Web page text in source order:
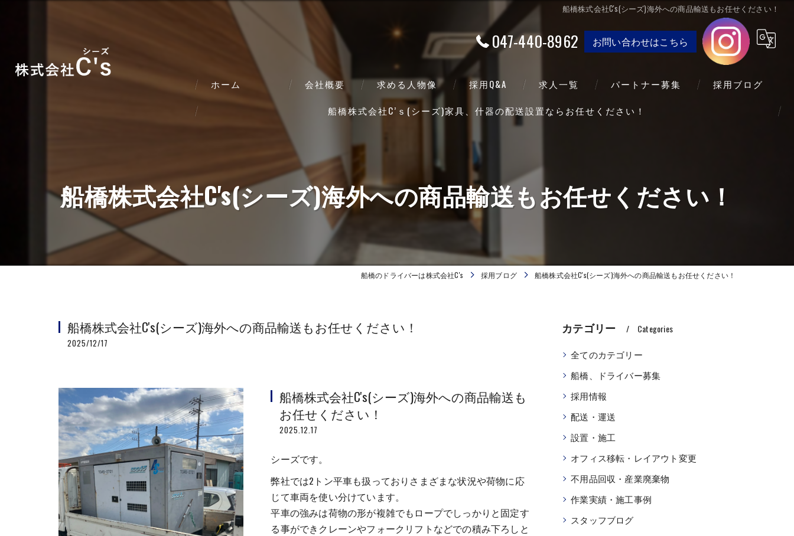
船橋株式会社C's(シーズ)海外への商品輸送もお任せください！
047-440-8962 お問い合わせはこちら
ホーム 会社概要
事業案内
求める人物像 採用Q&A 求人一覧 パートナー募集 採用ブログ
船橋株式会社C’ｓ(シーズ)家具、什器の配送設置ならお任せください！
船橋株式会社C's(シーズ)海外への商品輸送もお任せください！
船橋のドライバーは株式会社C's 採用ブログ 船橋株式会社C's(シーズ)海外への商品輸送もお任せください！
船橋株式会社C's(シーズ)海外への商品輸送もお任せください！
2025/12/17
船橋株式会社C's(シーズ)海外への商品輸送も
お任せください！
2025.12.17
シーズです。
弊社では2トン平車も扱っておりさまざまな状況や荷物に応
じて車両を使い分けています。
平車の強みは荷物の形が複雑でもロープでしっかりと固定す
る事ができクレーンやフォークリフトなどでの積み下ろしと
カテゴリー Categories
全てのカテゴリー
船橋、ドライバー募集
採用情報
配送・運送
設置・施工
オフィス移転・レイアウト変更
不用品回収・産業廃棄物
作業実績・施工事例
スタッフブログ